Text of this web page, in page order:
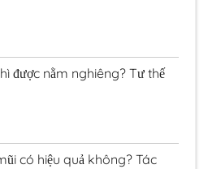
được nằm nghiêng? Tư thế
có hiệu quả không? Tác